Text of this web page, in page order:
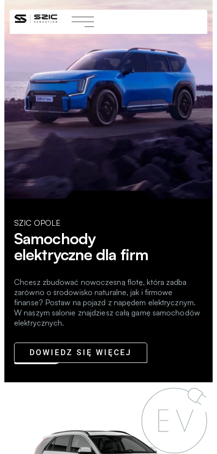
SZIC OPOLE
Samochody
elektryczne dla firm
Chcesz zbudować nowoczesną flotę, która zadba
zarówno o środowisko naturalne, jak i firmowe
finanse? Postaw na pojazd z napędem elektrycznym.
W naszym salonie znajdziesz całą gamę samochodów
elektrycznych.
DOWIEDZ SIĘ WIĘCEJ